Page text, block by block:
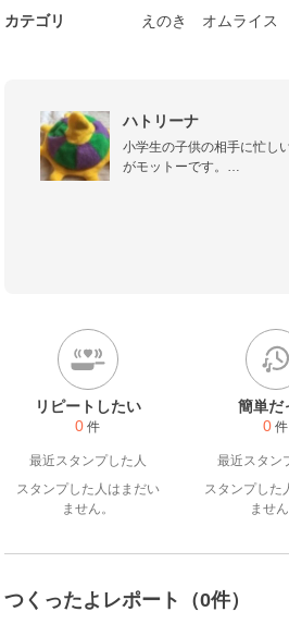
カテゴリ えのき オムライス
ハトリーナ
小学生の子供の相手に忙し
がモットーです。
リピートしたい
0 件
最近スタンプした人
スタンプした人はまだい
ません。
簡単だ
0 件
最近スタン
スタンプした
ません
つくったよレポート（0件）